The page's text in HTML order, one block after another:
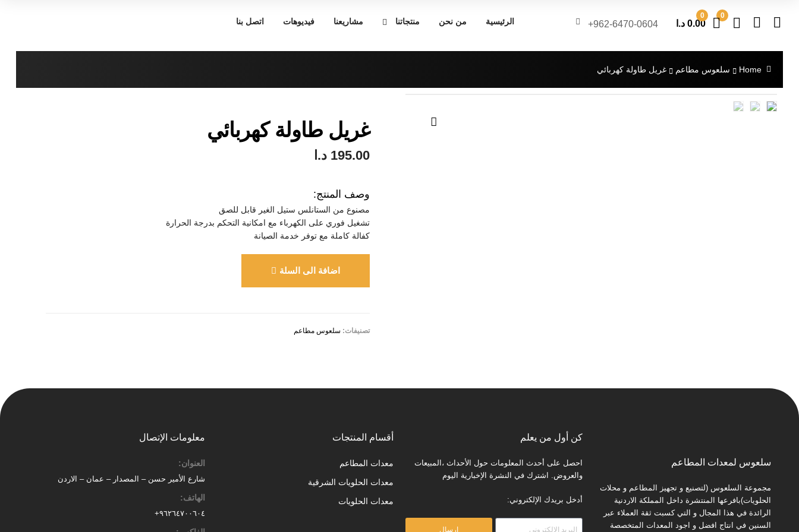
0
0
0.00 د.ا 962-6470-0604+ الرئيسية من نحن منتجاتنا مشاريعنا فيديوهات اتصل بنا
Home سلعوس مطاعم غريل طاولة كهربائي
غريل طاولة كهربائي
195.00 د.ا
وصف المنتج:
مصنوع من الستانلس ستيل الغير قابل للصق
تشغيل فوري على الكهرباء مع امكانية التحكم بدرجة الحرارة
كفالة كاملة مع توفر خدمة الصيانة
اضافة الى السلة
تصنيفات: سلعوس مطاعم
سلعوس لمعدات المطاعم
مجموعة السلعوس (لتصنيع و تجهيز المطاعم و محلات
الحلويات)بافرعها المنتشرة داخل المملكة الاردنية
الرائدة في هذا المجال و التي كسبت ثقة العملاء عبر
السنين في انتاج افضل و اجود المعدات المتخصصة
كن أول من يعلم
احصل على أحدث المعلومات حول الأحداث ،المبيعات
والعروض. اشترك في النشرة الإخبارية اليوم
أدخل بريدك الإلكتروني:
إرسال
أقسام المنتجات
معدات المطاعم
معدات الحلويات الشرقية
معدات الحلويات
معلومات الإتصال
العنوان:
شارع الأمير حسن – المصدار – عمان – الاردن
الهاتف:
٩٦٢٦٤٧٠٠٦٠٤+